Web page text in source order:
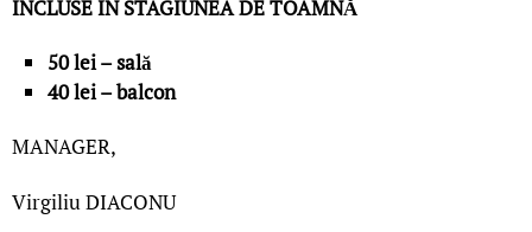
INCLUSE ÎN STAGIUNEA DE TOAMNĂ
50 lei – sală
40 lei – balcon
MANAGER,
Virgiliu DIACONU